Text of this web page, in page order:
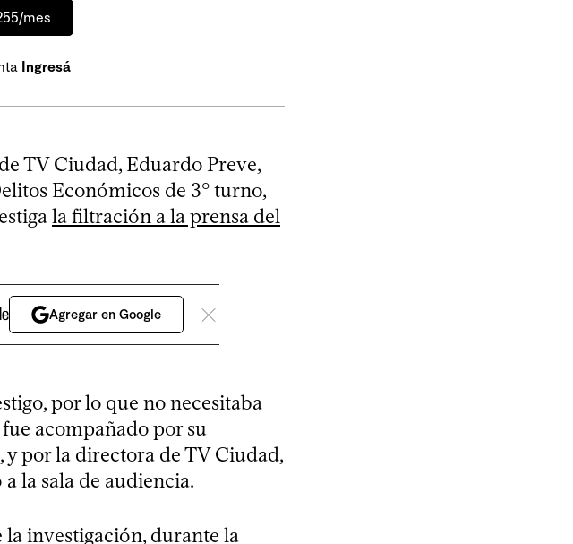
mes
Ingresá
TV Ciudad, Eduardo Preve,
Económicos de 3° turno,
la filtración a la prensa del
Agregar en Google
por lo que no necesitaba
acompañado por su
y por la directora de TV Ciudad,
la sala de audiencia.
la investigación, durante la